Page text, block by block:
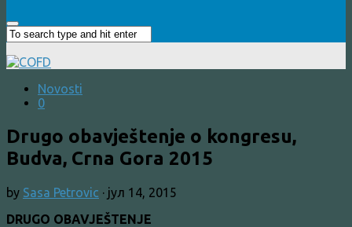
Novosti
0
Drugo obavještenje o kongresu,
Budva, Crna Gora 2015
by Sasa Petrovic · јул 14, 2015
DRUGO OBAVJEŠTENJE